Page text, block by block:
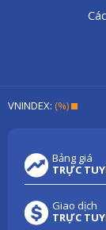
VNINDEX: (%)
Bảng giá
TRỰC
Giao dịch
TRỰC